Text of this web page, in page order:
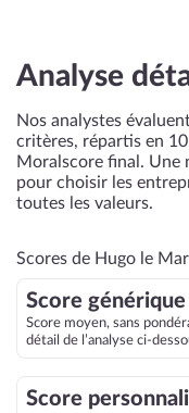
Analyse
Nos analystes
critères, répartis en
Moralscore final. Une
pour choisir les
toutes les valeurs.
Scores de Hugo le
Score
Score moyen, sans
détail de l’analyse ci-
Score